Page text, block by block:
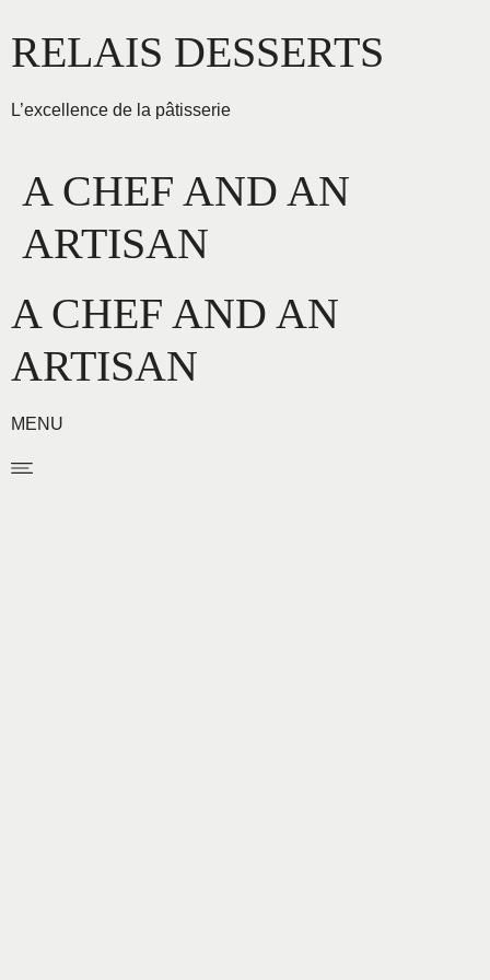
au
contenu
RELAIS DESSERTS
L’excellence de la pâtisserie
A CHEF AND AN
ARTISAN
A CHEF AND AN
ARTISAN
MENU